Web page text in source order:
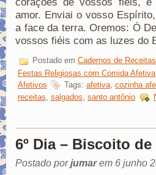
amor. Enviai o vosso
a face da terra. Oremos: Ó
vossos fiéis com as luzes do
Postado em Cadernos de
Festas Religiosas com Comida Afetiva
Afetivos
Tags: afetiva cozinha
receitas, salgados, santo antônio
6º Dia – Biscoito
Postado porjumarem 6 junho